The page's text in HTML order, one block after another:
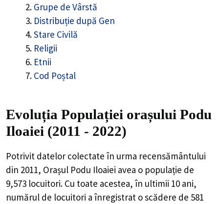
Grupe de Vârstă
Distribuție după Gen
Stare Civilă
Religii
Etnii
Cod Poștal
Evoluția Populației orașului Podu
Iloaiei (2011 - 2022)
Potrivit datelor colectate în urma recensământului
din 2011, Orașul Podu Iloaiei avea o populație de
9,573 locuitori. Cu toate acestea, în ultimii 10 ani,
numărul de locuitori a înregistrat oscădere de 581